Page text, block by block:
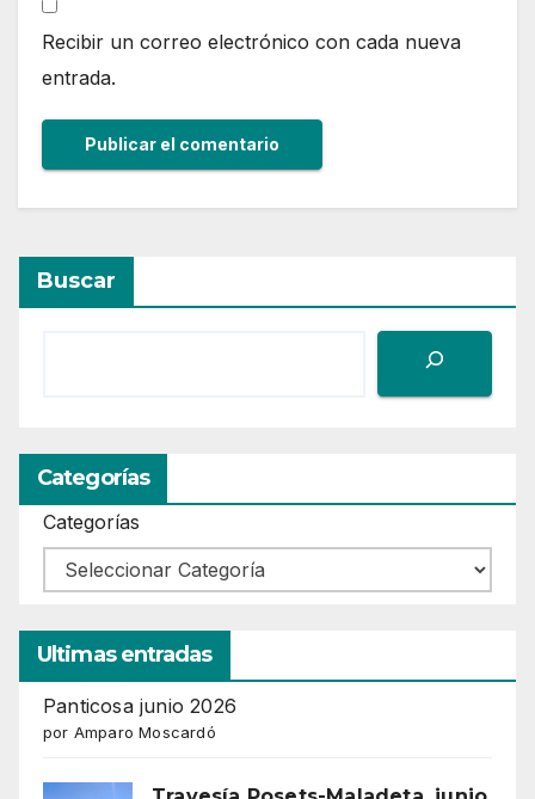
Recibir un correo electrónico con cada nueva
entrada.
Buscar
Categorías
Categorías
Ultimas entradas
Panticosa junio 2026
por Amparo Moscardó